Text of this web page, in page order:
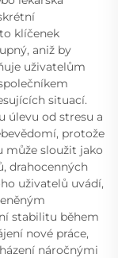
klíčenek
aniž by
uživatelům
situací.
úlevu od stresu a
protože
může sloužit jako
drahocenných
uživatelů uvádí,
stabilitu během
nové práce,
náročnými